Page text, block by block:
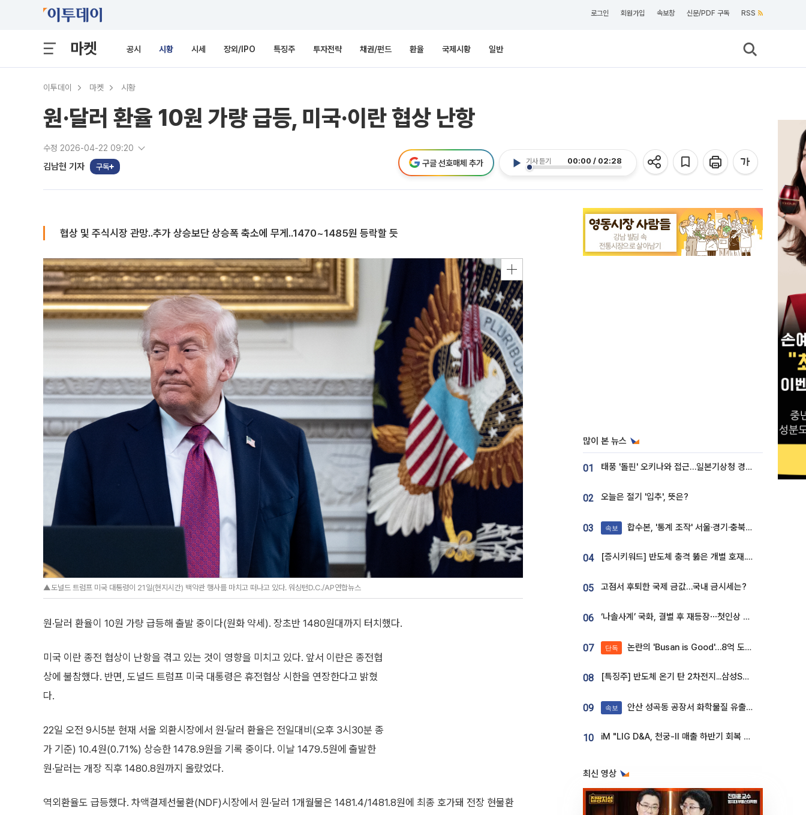
로그인 회원가입 속보창 신문/PDF 구독 RSS
마켓 공시 시황 시세 장외/IPO 특징주 투자전략 채권/펀드 환율 국제시황 일반
이투데이 마켓 시황
원·달러 환율 10원 가량 급등, 미국·이란 협상 난항
수정 2026-04-22 09:20
김남현 기자 구독
기사 듣기 00:00 / 02:28
구글 선호매체 추가
협상 및 주식시장 관망..추가 상승보단 상승폭 축소에 무게..1470~1485원 등락할 듯
▲도널드 트럼프 미국 대통령이 21일(현지시간) 백악관 행사를 마치고 떠나고 있다. 워싱턴D.C./AP연합뉴스
원·달러 환율이 10원 가량 급등해 출발 중이다(원화 약세). 장초반 1480원대까지 터치했다.
미국 이란 종전 협상이 난항을 겪고 있는 것이 영향을 미치고 있다. 앞서 이란은 종전협
상에 불참했다. 반면, 도널드 트럼프 미국 대통령은 휴전협상 시한을 연장한다고 밝혔
다.
22일 오전 9시5분 현재 서울 외환시장에서 원·달러 환율은 전일대비(오후 3시30분 종
가 기준) 10.4원(0.71%) 상승한 1478.9원을 기록 중이다. 이날 1479.5원에 출발한
원·달러는 개장 직후 1480.8원까지 올랐었다.
역외환율도 급등했다. 차액결제선물환(NDF)시장에서 원·달러 1개월물은 1481.4/1481.8원에 최종 호가돼 전장 현물환
많이 본 뉴스
01 태풍 '돌핀' 오키나와 접근…일본기상청 경로 업데이트
02 오늘은 절기 '입추', 뜻은?
03 속보 합수본, '통계 조작' 서울·경기·충북 선관위 등 추가 압수수색
04 [증시키워드] 반도체 충격 뚫은 개별 호재...포스코퓨처엠·에코프로·한화솔루션 '눈길'
05 고점서 후퇴한 국제 금값…국내 금시세는?
06 ‘나솔사계’ 국화, 결별 후 재등장⋯첫인상 투표 휩쓸고 ‘인기녀’ 등극
07 단독 논란의 'Busan is Good'…8억 도시브랜드, 용산 대통령실 CI 업체가 수행
08 [특징주] 반도체 온기 탄 2차전지...삼성SDI, 장 초반 7% 넘게 껑충
09 속보 안산 성곡동 공장서 화학물질 유출 사고 발생
10 iM "LIG D&A, 천궁-II 매출 하반기 회복 전망…방산 톱픽 유지"
최신 영상